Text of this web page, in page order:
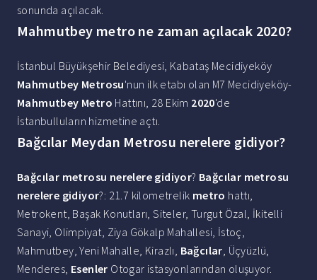
sonunda açılacak.
Mahmutbey metro ne zaman açılacak 2020?
İstanbul Büyükşehir Belediyesi, Kabataş Mecidiyeköy
Mahmutbey Metrosu'nun ilk etabı olan M7 Mecidiyeköy-
Mahmutbey Metro Hattını, 28 Ekim 2020'de
İstanbulluların hizmetine açtı.
Bağcılar Meydan Metrosu nerelere gidiyor?
Bağcılar metrosu nerelere gidiyor? Bağcılar metrosu
nerelere gidiyor?: 21.7 kilometrelik metro hattı,
Metrokent, Başak Konutları, Siteler, Turgut Özal, İkitelli
Sanayi, Olimpiyat, Ziya Gökalp Mahallesi, İstoç,
Mahmutbey, Yeni Mahalle, Kirazlı, Bağcılar, Üçyüzlü,
Menderes, Esenler Otogar istasyonlarından oluşuyor.